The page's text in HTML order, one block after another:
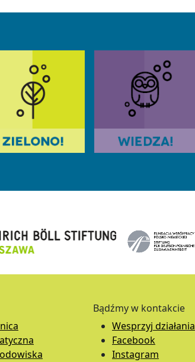
Bądźmy w kontakcie
Wesprzyj działania
Facebook
Instagram